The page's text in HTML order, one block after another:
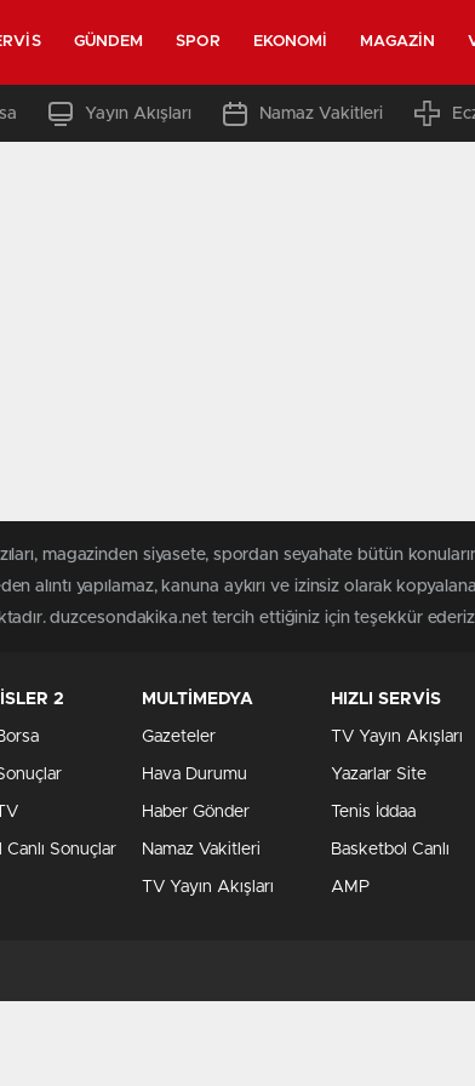
GÜNDEM SPOR EKONOMI MAGAZIN
Yayın Akışları Namaz Vakitleri
magazinden siyasete, spordan seyahate bütün
yapılamaz, kanuna aykırı ve izinsiz olarak
duzcesondakika.net tercih ettiğiniz için teşekkür
2
Canlı Sonuçlar
MULTİMEDYA
Gazeteler
Hava Durumu
Haber Gönder
Namaz Vakitleri
TV Yayın Akışları
HIZLI SERVİS
TV Yayın Akışları
Yazarlar Site
Tenis İddaa
Basketbol Canlı
AMP